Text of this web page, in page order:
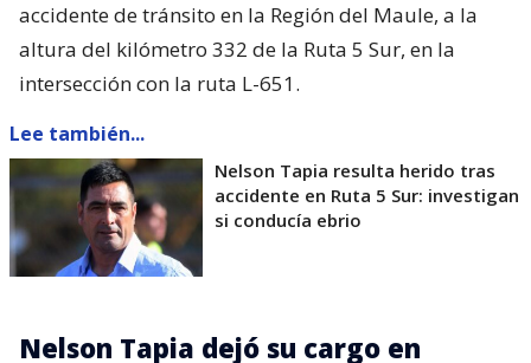
accidente de tránsito en la Región del Maule, a la
altura del kilómetro 332 de la Ruta 5 Sur, en la
intersección con la ruta L-651.
Lee también...
Nelson Tapia resulta herido tras
accidente en Ruta 5 Sur: investigan
si conducía ebrio
Nelson Tapia dejó su cargo en